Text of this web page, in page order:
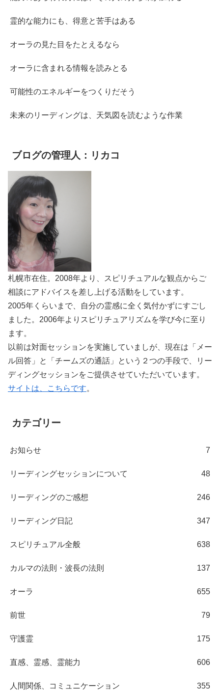
霊的な能力にも、得意と苦手はある
オーラの見た目をたとえるなら
オーラに含まれる情報を読みとる
可能性のエネルギーをつくりだそう
未来のリーディングは、天気図を読むような作業
ブログの管理人：リカコ
札幌市在住。2008年より、スピリチュアルな観点からご
相談にアドバイスを差し上げる活動をしています。
2005年くらいまで、自分の霊感に全く気付かずにすごし
ました。2006年よりスピリチュアリズムを学び今に至り
ます。
以前は対面セッションを実施していましが、現在は「メー
ル回答」と「チームズの通話」という２つの手段で、リー
ディングセッションをご提供させていただいています。
サイトは、こちらです。
カテゴリー
お知らせ 7
リーディングセッションについて 48
リーディングのご感想 246
リーディング日記 347
スピリチュアル全般 638
カルマの法則・波長の法則 137
オーラ 655
前世 79
守護霊 175
直感、霊感、霊能力 606
人間関係、コミュニケーション 355